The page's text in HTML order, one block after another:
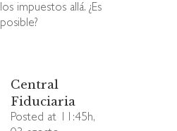
los impuestos allá. ¿Es
posible?
Central
Fiduciaria
Posted at 11:45h,